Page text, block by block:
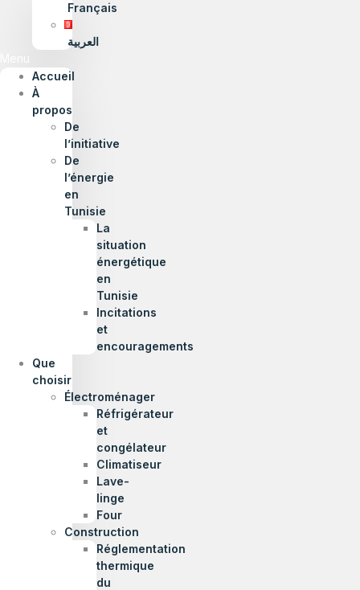
Français
العربية
Accueil
À
propos
De
l’initiative
De
l’énergie
en
Tunisie
La
situation
énergétique
en
Tunisie
Incitations
et
encouragements
Que
choisir
Électroménager
Réfrigérateur
et
congélateur
Climatiseur
Lave-
linge
Four
Construction
Réglementation
thermique
du